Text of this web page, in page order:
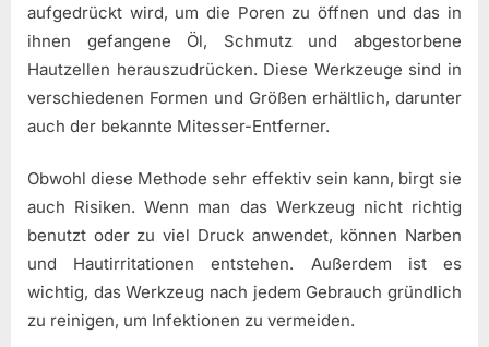
aufgedrückt wird, um die Poren zu öffnen und das in
ihnen gefangene Öl, Schmutz und abgestorbene
Hautzellen herauszudrücken. Diese Werkzeuge sind in
verschiedenen Formen und Größen erhältlich, darunter
auch der bekannte Mitesser-Entferner.
Obwohl diese Methode sehr effektiv sein kann, birgt sie
auch Risiken. Wenn man das Werkzeug nicht richtig
benutzt oder zu viel Druck anwendet, können Narben
und Hautirritationen entstehen. Außerdem ist es
wichtig, das Werkzeug nach jedem Gebrauch gründlich
zu reinigen, um Infektionen zu vermeiden.